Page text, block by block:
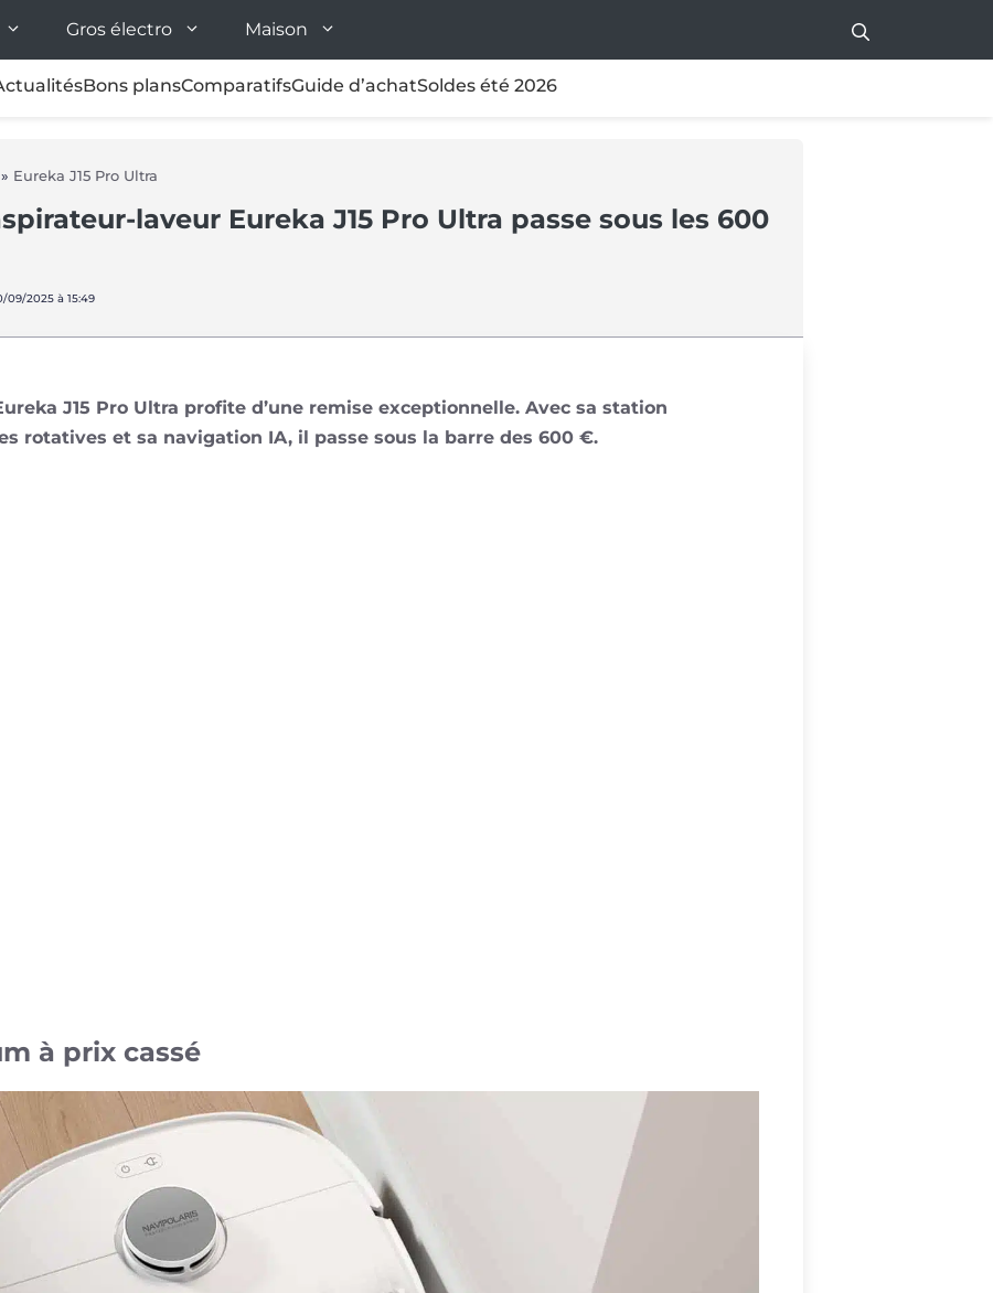
Gros électro Maison
Bons plansComparatifsGuide d’achatSoldes été 2026
» Eureka J15 Pro Ultra
laveur Eureka J15 Pro Ultra passe sous les 600
09/2025 à 15:49
J15 Pro Ultra profite d’une remise exceptionnelle. Avec sa station
rotatives et sa navigation IA, il passe sous la barre des 600 €.
à prix cassé